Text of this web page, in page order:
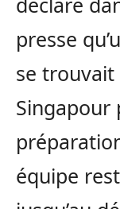
presse
se
Singapour
équipe